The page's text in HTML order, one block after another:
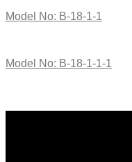
Model No: B-18-1-1
Model No: B-18-1-1-1